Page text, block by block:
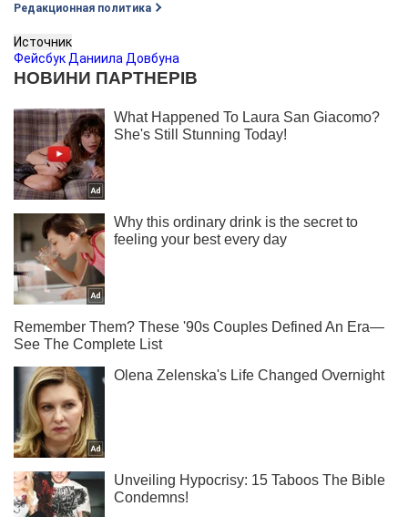
Редакционная политика
Источник
Фейсбук Даниила Довбуна